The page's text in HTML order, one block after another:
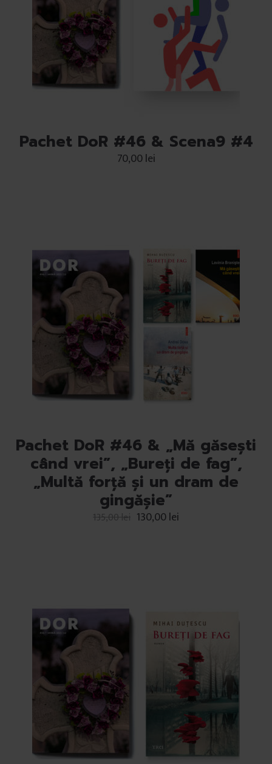
Pachet DoR #46 & Scena9 #4
70,00lei
Pachet DoR #46 & „Mă găsești
când vrei”, „Bureți de fag”,
„Multă forță și un dram de
gingășie”
135,00lei 130,00lei